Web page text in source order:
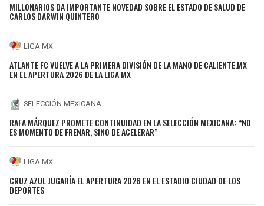
MILLONARIOS DA IMPORTANTE NOVEDAD SOBRE EL ESTADO DE SALUD DE
CARLOS DARWIN QUINTERO
LIGA MX
ATLANTE FC VUELVE A LA PRIMERA DIVISIÓN DE LA MANO DE CALIENTE.MX
EN EL APERTURA 2026 DE LA LIGA MX
SELECCIÓN MEXICANA
RAFA MÁRQUEZ PROMETE CONTINUIDAD EN LA SELECCIÓN MEXICANA: “NO
ES MOMENTO DE FRENAR, SINO DE ACELERAR”
LIGA MX
CRUZ AZUL JUGARÍA EL APERTURA 2026 EN EL ESTADIO CIUDAD DE LOS
DEPORTES